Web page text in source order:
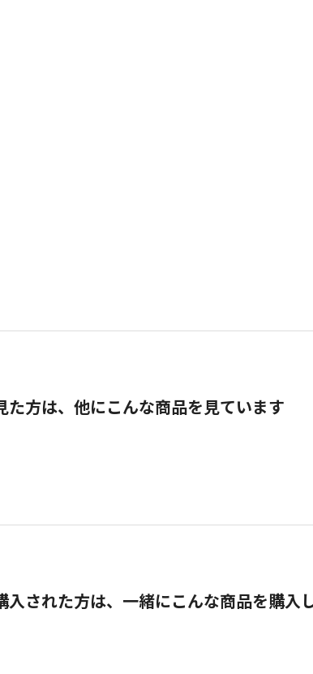
た方は、他にこんな商品を見ています
入された方は、一緒にこんな商品を購入し